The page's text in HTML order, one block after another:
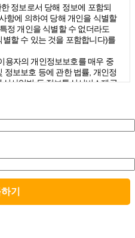
정보로서 당해 정보에 포함되
항에 의하여 당해 개인을 식별할
정 개인을 식별할 수 없더라도
할 수 있는 것을 포함합니다)를
용자의 개인정보보호를 매우 중
정보보호 등에 관한 법률, 개인정
사업법 등 정보통신서비스제공
가 제공하는 개인정보가 어떠한
.
를 정하고 있으며, 개인정보처
에 맞게 변경할 수 있습니다. 그
경우 버전번호 등을 부여하여
볼 수 있도록 하고 있습니다.
집방법